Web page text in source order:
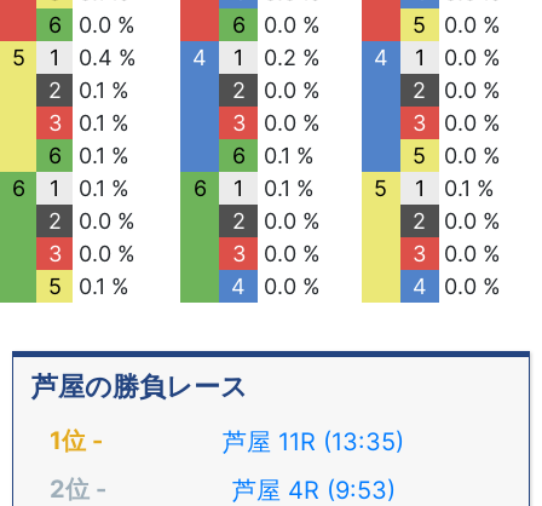
6
0.0 %
5
1
0.4 %
2
0.1 %
3
0.1 %
6
0.1 %
6
1
0.1 %
2
0.0 %
3
0.0 %
5
0.1 %
6
0.0 %
4
1
0.2 %
2
0.0 %
3
0.0 %
6
0.1 %
6
1
0.1 %
2
0.0 %
3
0.0 %
4
0.0 %
5
0.0 %
4
1
0.0 %
2
0.0 %
3
0.0 %
5
0.0 %
5
1
0.1 %
2
0.0 %
3
0.0 %
4
0.0 %
芦屋の勝負レース
芦屋 11R (13:35)
芦屋 4R (9:53)